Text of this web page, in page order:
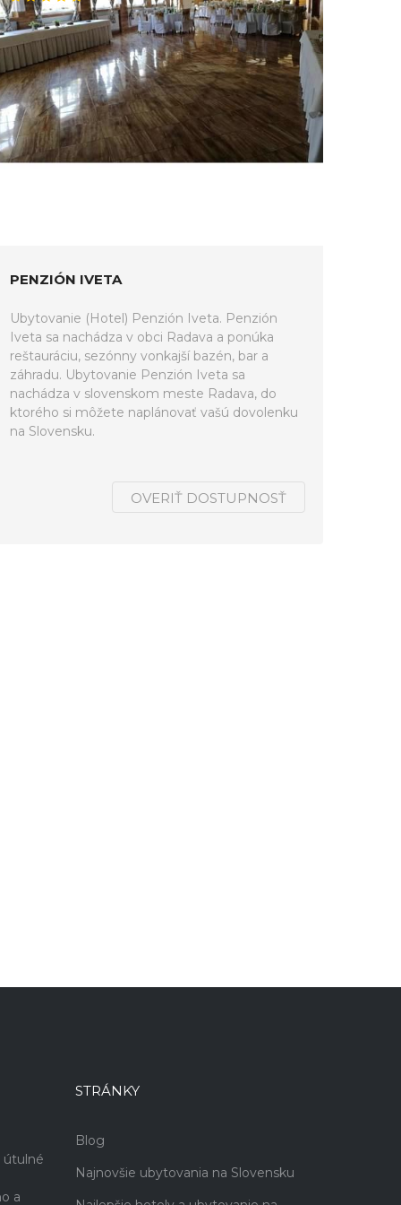
PENZIÓN IVETA
Ubytovanie (Hotel) Penzión Iveta. Penzión
Iveta sa nachádza v obci Radava a ponúka
reštauráciu, sezónny vonkajší bazén, bar a
záhradu. Ubytovanie Penzión Iveta sa
nachádza v slovenskom meste Radava, do
ktorého si môžete naplánovať vašú dovolenku
na Slovensku.
OVERIŤ DOSTUPNOSŤ
útulné
a
STRÁNKY
Blog
Najnovšie ubytovania na Slovensku